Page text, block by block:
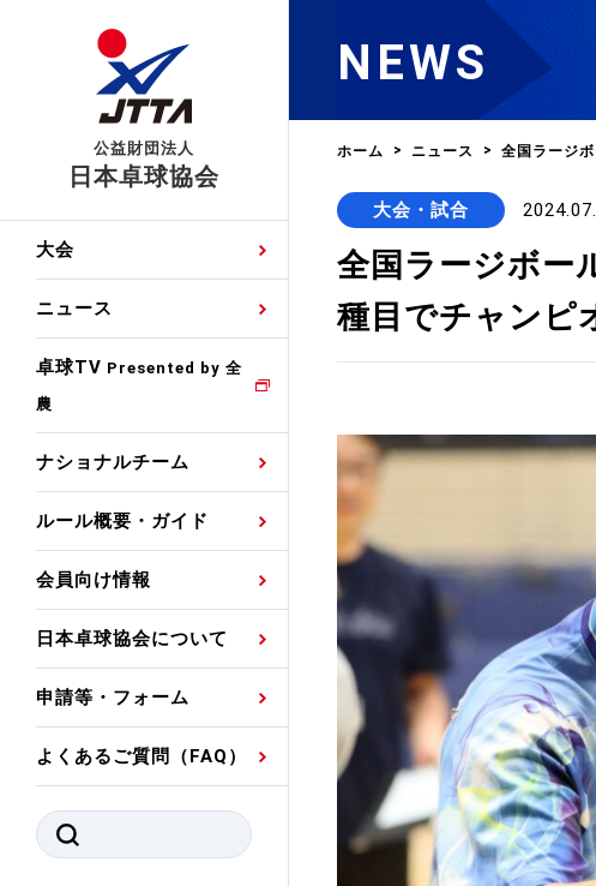
公益財団法人
日本卓球協会
大会 日程
公式記録
国内ランキング
ニュース
大会・試合
日本代表
特集
お知らせ
プレスリリース
競技者(パスウェイ)・審判
その他
卓球TV Presented by 全
農
ナショナルチーム
男子ナショナルチーム選
手・候補
女子ナショナルチーム選
女子世界ランキング
強化スタッフ
ルール概要・ガイド
卓球の基本的なルール
競技規則
観戦ガイド
スポーツ栄養カルタ
会員向け情報
協会会員登録
ゼッケンについて
競技者育成事業
指導者
公認資格者名簿
公認品一覧
公認メーカー一覧
委員会
指導者養成委員会
競技者育成委員会
日本卓球協会について
卓球協会のミッション
会長あいさつ
役員委員
取り組み・活動
関連団体代表委員など
規程・お見舞い制度
ハンドブックデータ
事業計画・事業報告
財務諸表等
JTTAスポーツ団体ガバナ
ンスコード
申請等・フォーム
国際交流届申込みフォーム
国際大会自主参加申請
競技ウエア広告申請
日本卓球ルールのお問い合
審判員ネームプレート制作
申込
よくあるご質問（FAQ）
NEWS
ホーム ニュース 全国ラージ
大会・試合
全国ラージボー
種目でチャンピ